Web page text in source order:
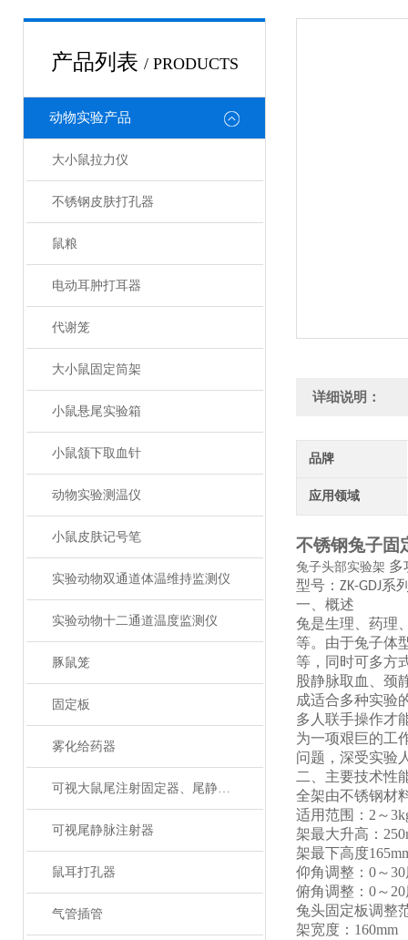
产品列表 / PRODUCTS
动物实验产品
大小鼠拉力仪
不锈钢皮肤打孔器
鼠粮
电动耳肿打耳器
代谢笼
大小鼠固定筒架
小鼠悬尾实验箱
小鼠颔下取血针
动物实验测温仪
小鼠皮肤记号笔
实验动物双通道体温维持监测仪
实验动物十二通道温度监测仪
豚鼠笼
固定板
雾化给药器
可视大鼠尾注射固定器、尾静脉注射
可视尾静脉注射器
鼠耳打孔器
气管插管
详细说明：
品牌
应用领域
不锈钢兔子固
兔子头部实验架 多
型号： ZK-GDJ系
一、概述
兔是生理、药理
等。由于兔子体
等，同时可多方
股静脉取血、颈
成适合多种实验
多人联手操作才
为一项艰巨的工
问题，深受实验
二、主要技术性
全架由不锈钢材
适用范围： 2～
架最大升高：
架最下高度
仰角调整： 0～
俯角调整： 0～
兔头固定板调整
架宽度： 160mm